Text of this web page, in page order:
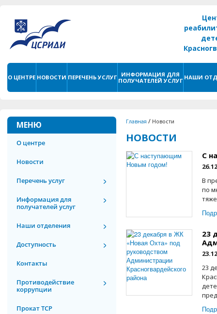
О ЦЕНТРЕ НОВОСТИ ПЕРЕЧЕНЬ УСЛУГ
ИНФОРМАЦИЯ ДЛЯ
ПОЛУЧАТЕЛЕЙ УСЛУГ НАШИ
МЕНЮ
О центре
Новости
Перечень услуг
Информация для
получателей услуг
Наши отделения
Доступность
Контакты
Противодействие
коррупции
Прокат ТСР
Главная / Новости
НОВОСТИ
С
В
по
23
23